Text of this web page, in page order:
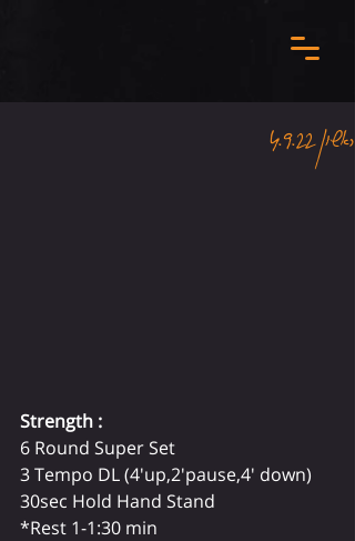
ראשון 4.9.22
Strength :
6 Round Super Set
3 Tempo DL (4'up,2'pause,4' down)
30sec Hold Hand Stand
*Rest 1-1:30 min